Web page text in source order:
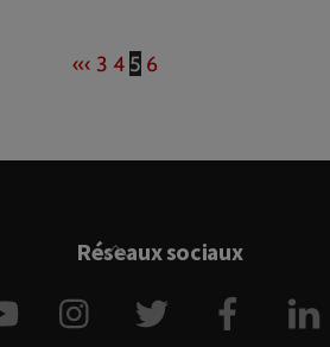
pour les Droits de
(CCDH-France)
«‹ 3 4 5 6
Back
Top
Réseaux sociaux
YouTube Instagram Twitter Facebook